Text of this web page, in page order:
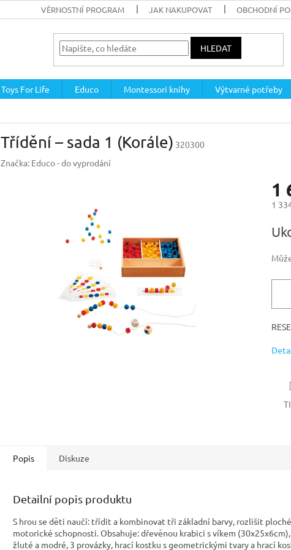
VĚRNOSTNÍ PROGRAM JAK NAKUPOVAT OBCHODNÍ
HLEDAT
Toys For Life Educo Montessori knihy Výtvarné potřeby
Třídění – sada 1 (Korále) 320300
Značka: Educo - do vyprodání
1
1
cena:
Popis Diskuze
Detailní popis produktu
S hrou se děti naučí: třídit a kombinovat tři základní barvy, rozlišit
motorické schopnosti. Obsahuje: dřevěnou krabici s víkem
žluté a modré, 3 provázky, hrací kostku s geometrickými tvary a hrací